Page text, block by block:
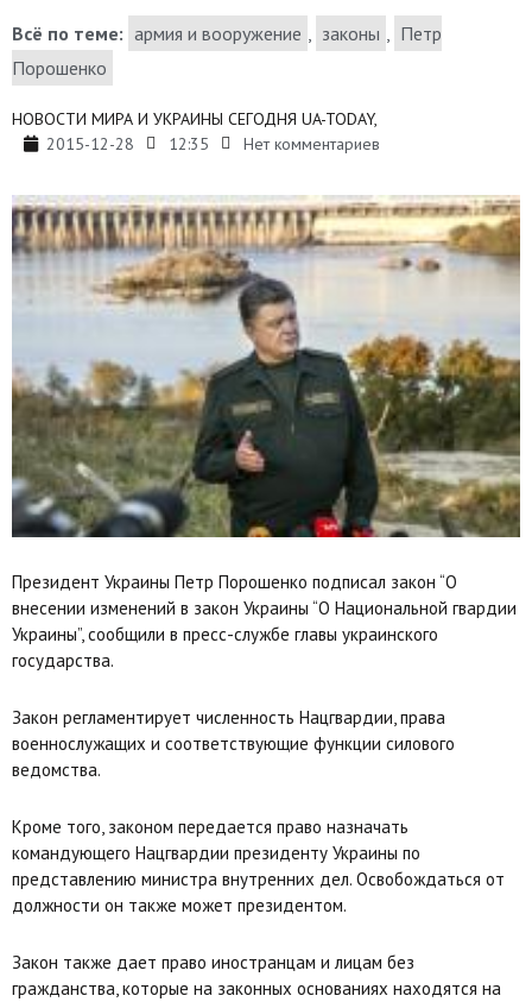
Всё по теме: армия и вооружение , законы , Петр
Порошенко
НОВОСТИ МИРА И УКРАИНЫ СЕГОДНЯ UA-TODAY,
2015-12-28
12:35 Нет комментариев
Президент Украины Петр Порошенко подписал закон “О
внесении изменений в закон Украины “О Национальной гвардии
Украины”, сообщили в пресс-службе главы украинского
государства.
Закон регламентирует численность Нацгвардии, права
военнослужащих и соответствующие функции силового
ведомства.
Кроме того, законом передается право назначать
командующего Нацгвардии президенту Украины по
представлению министра внутренних дел. Освобождаться от
должности он также может президентом.
Закон также дает право иностранцам и лицам без
гражданства, которые на законных основаниях находятся на